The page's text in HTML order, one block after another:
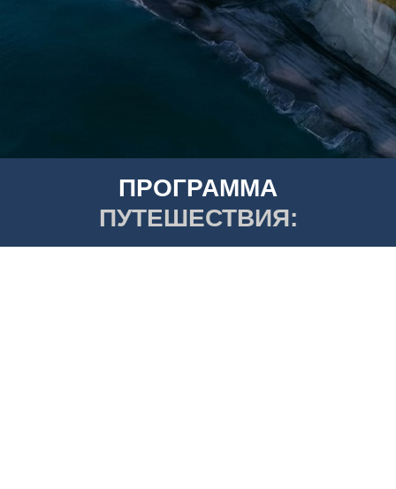
ПРОГРАММА
ПУТЕШЕСТВИЯ: